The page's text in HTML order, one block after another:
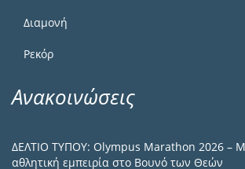
Διαμονή
Ρεκόρ
Ανακοινώσεις
ΔΕΛΤΙΟ ΤΥΠΟΥ: Olympus Marathon 2026 –
αθλητική εμπειρία στο Βουνό των Θεών